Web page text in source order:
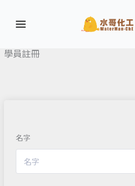
內學員註冊
名字